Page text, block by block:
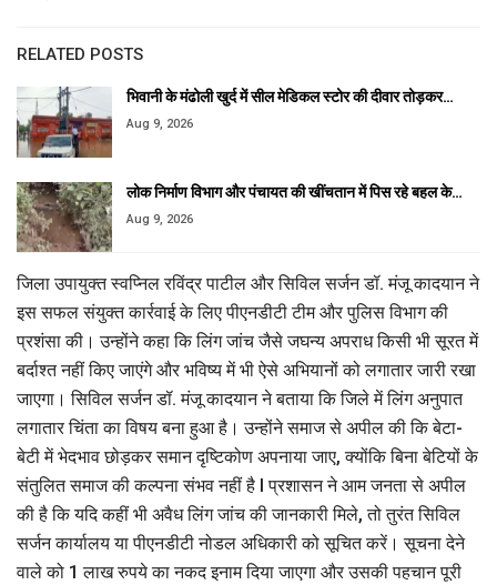
RELATED POSTS
भिवानी के मंढोली खुर्द में सील मेडिकल स्टोर की दीवार तोड़कर…
Aug 9, 2026
लोक निर्माण विभाग और पंचायत की खींचतान में पिस रहे बहल के…
Aug 9, 2026
जिला उपायुक्त स्वप्निल रविंद्र पाटील और सिविल सर्जन डॉ. मंजू कादयान ने
इस सफल संयुक्त कार्रवाई के लिए पीएनडीटी टीम और पुलिस विभाग की
प्रशंसा की। उन्होंने कहा कि लिंग जांच जैसे जघन्य अपराध किसी भी सूरत में
बर्दाश्त नहीं किए जाएंगे और भविष्य में भी ऐसे अभियानों को लगातार जारी रखा
जाएगा। सिविल सर्जन डॉ. मंजू कादयान ने बताया कि जिले में लिंग अनुपात
लगातार चिंता का विषय बना हुआ है। उन्होंने समाज से अपील की कि बेटा-
बेटी में भेदभाव छोड़कर समान दृष्टिकोण अपनाया जाए, क्योंकि बिना बेटियों के
संतुलित समाज की कल्पना संभव नहीं है l प्रशासन ने आम जनता से अपील
की है कि यदि कहीं भी अवैध लिंग जांच की जानकारी मिले, तो तुरंत सिविल
सर्जन कार्यालय या पीएनडीटी नोडल अधिकारी को सूचित करें। सूचना देने
वाले को 1 लाख रुपये का नकद इनाम दिया जाएगा और उसकी पहचान पूरी